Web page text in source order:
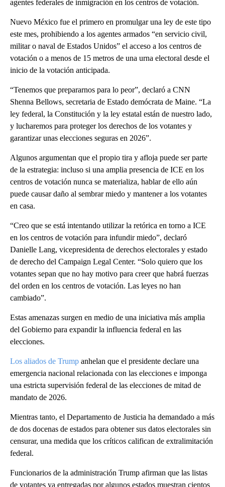
agentes federales de inmigración en los centros de votación.
Nuevo México fue el primero en promulgar una ley de este tipo
este mes, prohibiendo a los agentes armados “en servicio civil,
militar o naval de Estados Unidos” el acceso a los centros de
votación o a menos de 15 metros de una urna electoral desde el
inicio de la votación anticipada.
“Tenemos que prepararnos para lo peor”, declaró a CNN
Shenna Bellows, secretaria de Estado demócrata de Maine. “La
ley federal, la Constitución y la ley estatal están de nuestro lado,
y lucharemos para proteger los derechos de los votantes y
garantizar unas elecciones seguras en 2026”.
Algunos argumentan que el propio tira y afloja puede ser parte
de la estrategia: incluso si una amplia presencia de ICE en los
centros de votación nunca se materializa, hablar de ello aún
puede causar daño al sembrar miedo y mantener a los votantes
en casa.
“Creo que se está intentando utilizar la retórica en torno a ICE
en los centros de votación para infundir miedo”, declaró
Danielle Lang, vicepresidenta de derechos electorales y estado
de derecho del Campaign Legal Center. “Solo quiero que los
votantes sepan que no hay motivo para creer que habrá fuerzas
del orden en los centros de votación. Las leyes no han
cambiado”.
Estas amenazas surgen en medio de una iniciativa más amplia
del Gobierno para expandir la influencia federal en las
elecciones.
Los aliados de Trump anhelan que el presidente declare una
emergencia nacional relacionada con las elecciones e imponga
una estricta supervisión federal de las elecciones de mitad de
mandato de 2026.
Mientras tanto, el Departamento de Justicia ha demandado a más
de dos docenas de estados para obtener sus datos electorales sin
censurar, una medida que los críticos califican de extralimitación
federal.
Funcionarios de la administración Trump afirman que las listas
de votantes ya entregadas por algunos estados muestran cientos